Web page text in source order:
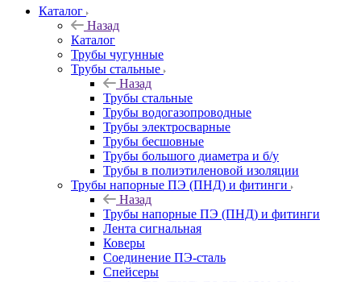
Каталог
Назад
Каталог
Трубы чугунные
Трубы стальные
Назад
Трубы стальные
Трубы водогазопроводные
Трубы электросварные
Трубы бесшовные
Трубы большого диаметра и б/у
Трубы в полиэтиленовой изоляции
Трубы напорные ПЭ (ПНД) и фитинги
Назад
Трубы напорные ПЭ (ПНД) и фитинги
Лента сигнальная
Коверы
Соединение ПЭ-сталь
Спейсеры